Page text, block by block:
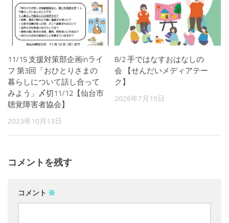
11/15 支援対策部企画inライ
フ 第3回「おひとりさまの
暮らしについて話し合って
みよう」〆切11/12【仙台市
聴覚障害者協会】
2023年10月13日
8/2 手ではなすおはなしの
会 【せんだいメディアテー
ク】
2026年7月15日
コメントを残す
コメント ※